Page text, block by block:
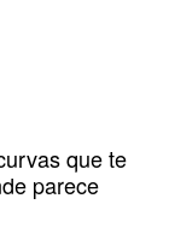
que te
parece